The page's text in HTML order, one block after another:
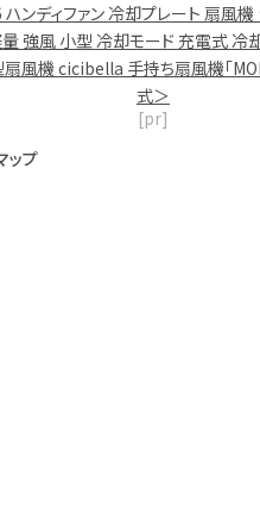
ンディファン 冷却プレート 扇風機
量 強風 小型 冷却モード 充電式 冷
風機 cicibella 手持ち扇風機「
式＞
[pr]
ップ